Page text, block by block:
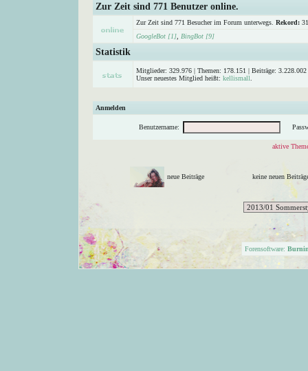
Zur Zeit sind 771 Benutzer online.
Zur Zeit sind 771 Besucher im Forum unterwegs. Rekord:
GoogleBot [1]
BingBot [9]
Statistik
Mitglieder: 329.976 | Themen: 178.151 | Beiträge:
Unser neuestes Mitglied heißt: kellismall
Anmelden
Benutzername:
aktive
neue Beiträge keine neuen
Forensoftware: